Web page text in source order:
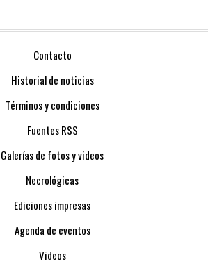
Contacto
Historial de noticias
Términos y condiciones
Fuentes RSS
Galerías de fotos y videos
Necrológicas
Ediciones impresas
Agenda de eventos
Videos